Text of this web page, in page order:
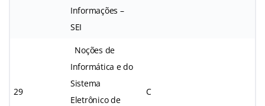
Informações –
SEI
29
Noções de
Informática e do
Sistema
Eletrônico de
C